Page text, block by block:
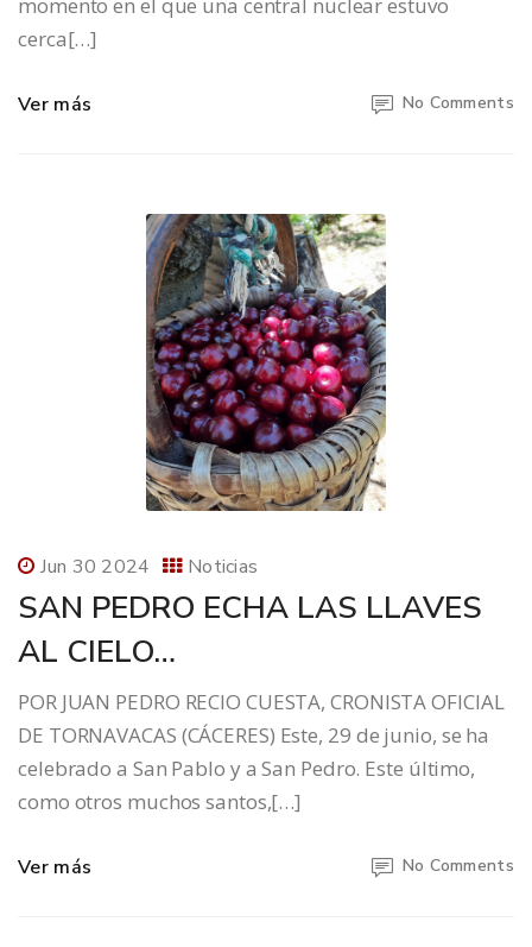
momento en el que una central nuclear estuvo
cerca[…]
Ver más No Comments
Jun 30 2024 Noticias
SAN PEDRO ECHA LAS LLAVES
AL CIELO…
POR JUAN PEDRO RECIO CUESTA, CRONISTA OFICIAL
DE TORNAVACAS (CÁCERES) Este, 29 de junio, se ha
celebrado a San Pablo y a San Pedro. Este último,
como otros muchos santos,[…]
Ver más No Comments